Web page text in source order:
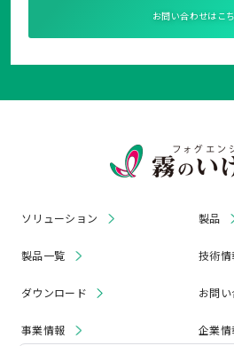
お問い合わせはこ
ソリューション 製品
製品一覧 技術情
ダウンロード お問
事業情報 企業情